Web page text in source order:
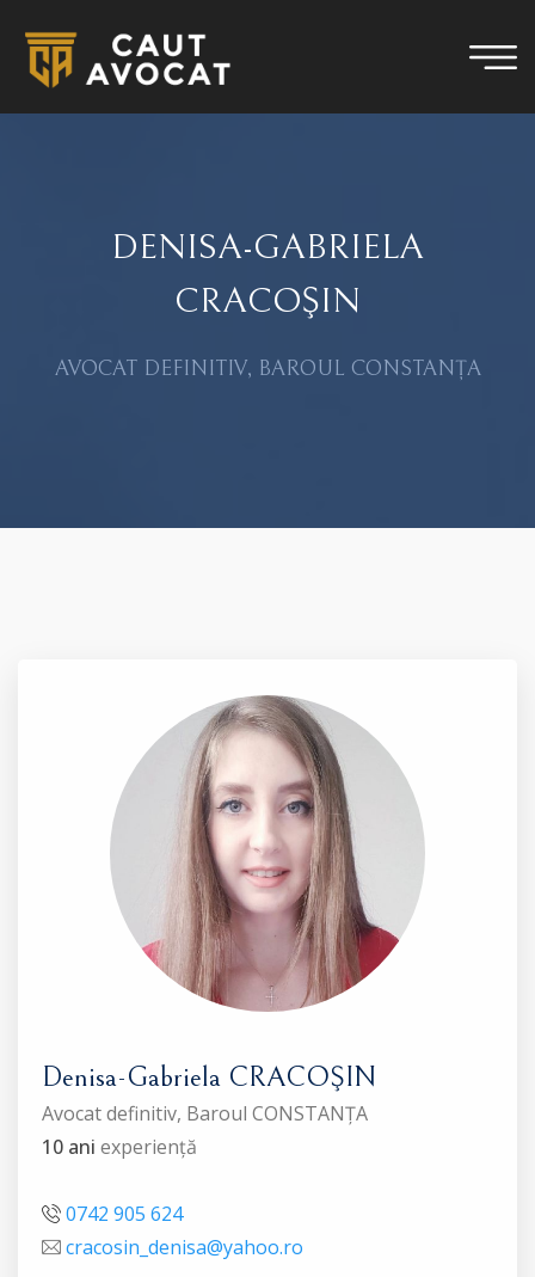
DENISA-GABRIELA
CRACOŞIN
AVOCAT DEFINITIV, BAROUL CONSTANȚA
Denisa-Gabriela CRACOŞIN
Avocat definitiv, Baroul CONSTANȚA
10 ani experiență
0742 905 624
cracosin_denisa@yahoo.ro